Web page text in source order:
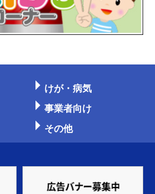
けが・病気
事業者向け
その他